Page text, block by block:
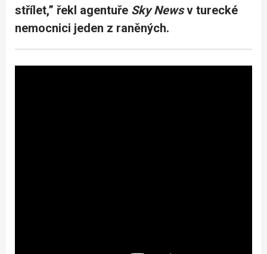
střílet,” řekl agentuře Sky Newsv turecké
nemocnici jeden z raněných.